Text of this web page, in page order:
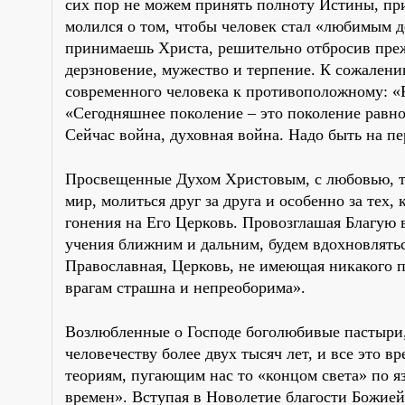
сих пор не можем принять полноту Истины,
молился о том, чтобы человек стал «любимым
принимаешь Христа, решительно отбросив
дерзновение, мужество и терпение. К
современного человека к противоположному:
«Сегодняшнее поколение – это поколение
Сейчас война, духовная война. Надо быть на
Просвещенные Духом Христовым, с любовью,
мир, молиться друг за друга и особенно за
гонения на Его Церковь. Провозглашая
учения ближним и дальним, будем
Православная, Церковь, не имеющая никакого
врагам страшна и непреоборима».
Возлюбленные о Господе боголюбивые
человечеству более двух тысяч лет, и все это
теориям, пугающим нас то «концом света» по
времен». Вступая в Новолетие благости